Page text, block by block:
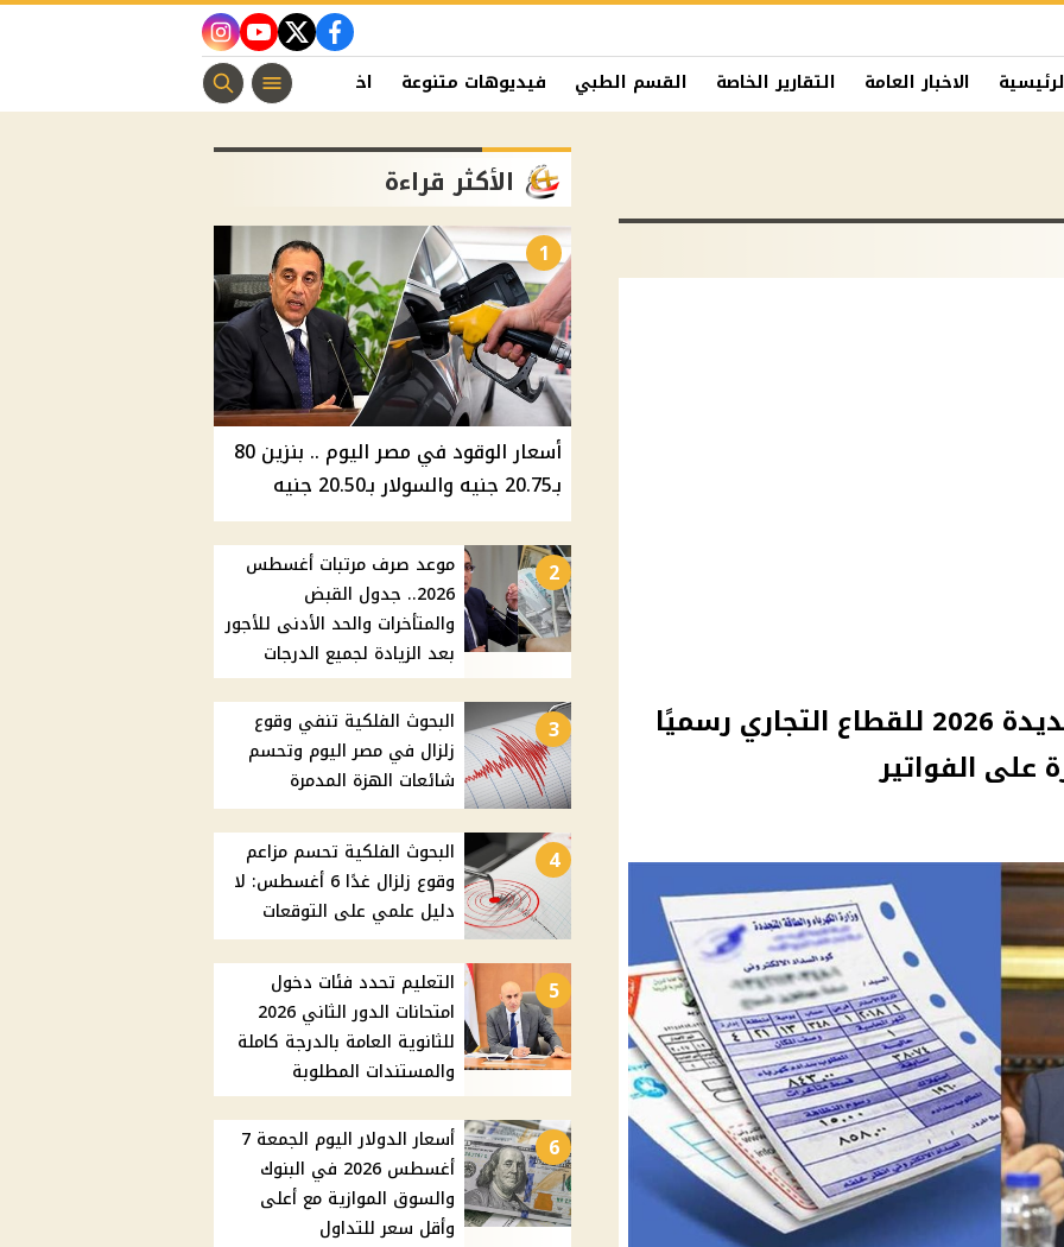
facebook
twitter
youtube
instagram
الاخبار العامة التقارير الخاصة القسم الطبي فيديوهات متنوعة اخبار الفن منوعات مسيحية
أسعار شرائح الكهرباء الجديدة 2026 للقطاع التجاري رسميًا
على الفواتير
الأكثر قراءة
1
أسعار الوقود في مصر اليوم .. بنزين 80
بـ20.75 جنيه والسولار بـ20.50 جنيه
2
موعد صرف مرتبات أغسطس
2026.. جدول القبض
والمتأخرات والحد الأدنى للأجور
بعد الزيادة لجميع الدرجات
3
البحوث الفلكية تنفي وقوع
زلزال في مصر اليوم وتحسم
شائعات الهزة المدمرة
4
البحوث الفلكية تحسم مزاعم
وقوع زلزال غدًا 6 أغسطس: لا
دليل علمي على التوقعات
5
التعليم تحدد فئات دخول
امتحانات الدور الثاني 2026
للثانوية العامة بالدرجة كاملة
والمستندات المطلوبة
6
أسعار الدولار اليوم الجمعة 7
أغسطس 2026 في البنوك
والسوق الموازية مع أعلى
وأقل سعر للتداول